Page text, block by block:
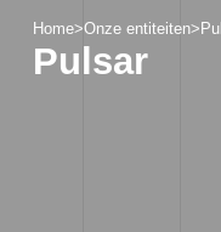
Home>Onze entiteiten>
Pulsar